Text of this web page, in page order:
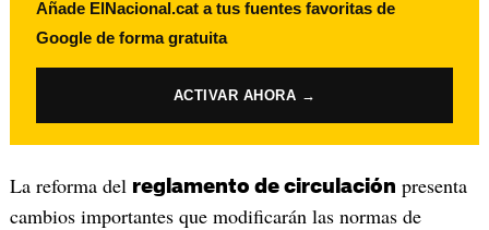
Añade ElNacional.cat a tus fuentes favoritas de
Google de forma gratuita
ACTIVAR AHORA →
La reforma del reglamento de circulación presenta
cambios importantes que modificarán las normas de